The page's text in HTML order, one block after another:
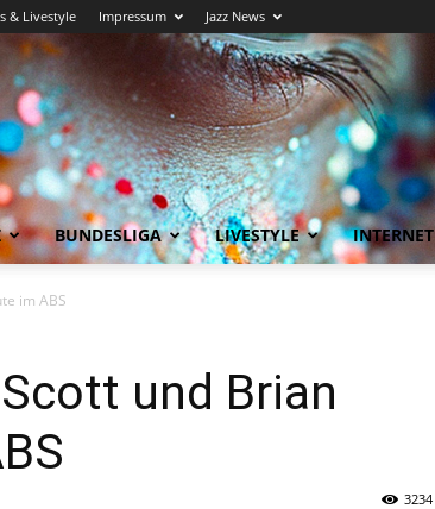
& Livestyle Impressum Jazz News
BUNDESLIGA LIVESTYLE INTERNET
im ABS
und Brian
3234